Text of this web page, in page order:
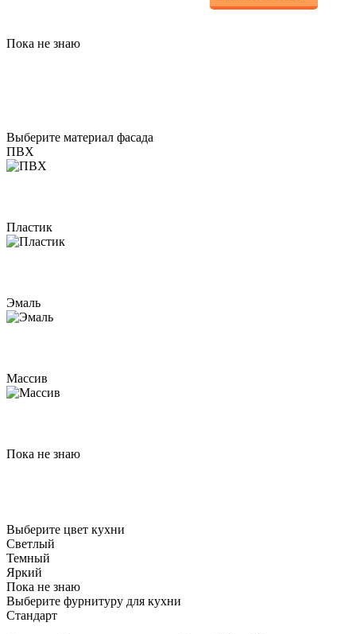
Пока не знаю
Выберите материал фасада
ПВХ
Пластик
Эмаль
Массив
Пока не знаю
Выберите цвет кухни
Светлый
Темный
Яркий
Пока не знаю
Выберите фурнитуру для кухни
Стандарт